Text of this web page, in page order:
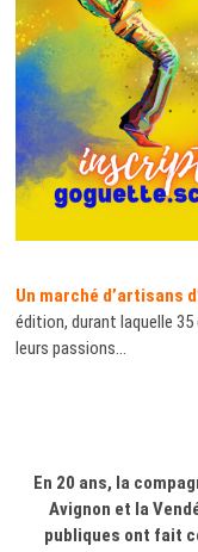
Un marché d’artisans
édition, durant laquelle
leurs passions…
En 20 ans, la
Avignon et la
publiques ont fait